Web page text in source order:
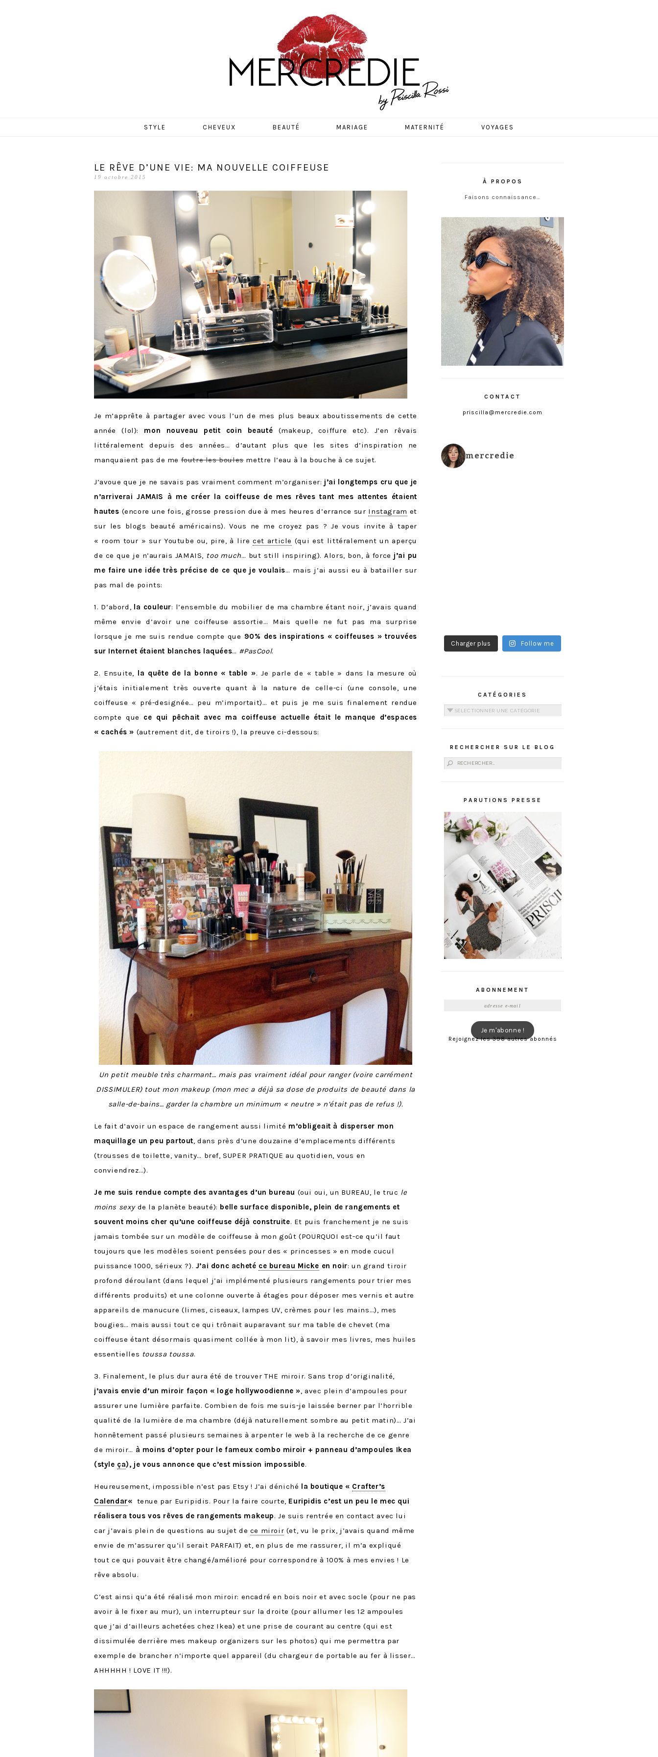
MERCREDIE
STYLE CHEVEUX BEAUTÉ MARIAGE MATERNITÉ VOYAGES
LE RÊVE D’UNE VIE: MA NOUVELLE COIFFEUSE
19 octobre 2015
Je m’apprête à partager avec vous l’un de mes plus beaux aboutissements de cette
année (lol): mon nouveau petit coin beauté (makeup, coiffure etc). J’en rêvais
littéralement depuis des années… d’autant plus que les sites d’inspiration ne
manquaient pas de mefoutre les boulesmettre l’eau à la bouche à ce sujet.
J’avoue que je ne savais pas vraiment comment m’organiser: j’ai longtemps cru que je
n’arriverai JAMAIS à me créer la coiffeuse de mes rêves tant mes attentes étaient
hautes (encore une fois, grosse pression due à mes heures d’errance sur Instagram et
sur les blogs beauté américains). Vous ne me croyez pas ? Je vous invite à taper
« room tour » sur Youtube ou, pire, à lirecet article (qui est littéralement un aperçu
de ce que je n’aurais JAMAIS, too much… but still inspiring). Alors, bon, à force j’ai pu
me faire une idée très précise de ce que je voulais… mais j’ai aussi eu à batailler sur
pas mal de points:
1. D’abord, la couleur: l’ensemble du mobilier de ma chambre étant noir, j’avais quand
même envie d’avoir une coiffeuse assortie… Mais quelle ne fut pas ma surprise
lorsque je me suis rendue compte que 90% des inspirations « coiffeuses » trouvées
sur Internet étaient blanches laquées… #PasCool.
2. Ensuite, la quête de la bonne « table ». Je parle de « table » dans la mesure où
j’étais initialement très ouverte quant à la nature de celle-ci (une console, une
coiffeuse « pré-designée… peu m’importait)… et puis je me suis finalement rendue
compte que ce qui pêchait avec ma coiffeuse actuelle était le manque d’espaces
« cachés » (autrement dit, de tiroirs !), la preuve ci-dessous:
Un petit meuble très charmant… mais pas vraiment idéal pour ranger (voire carrément
DISSIMULER) tout mon makeup (mon mec a déjà sa dose de produits de beauté dans la
salle-de-bains… garder la chambre un minimum « neutre » n’était pas de refus !).
Le fait d’avoir un espace de rangement aussi limité m’obligeait à disperser mon
maquillage un peu partout, dans près d’une douzaine d’emplacements différents
(trousses de toilette, vanity… bref, SUPER PRATIQUE au quotidien, vous en
conviendrez…).
Je me suis rendue compte des avantages d’un bureau (oui oui, un BUREAU, le truc le
moins sexyde la planète beauté): belle surface disponible, plein de rangements et
souvent moins cher qu’une coiffeuse déjà construite. Et puis franchement je ne suis
jamais tombée sur un modèle de coiffeuse à mon goût (POURQUOI est-ce qu’il faut
toujours que les modèles soient pensées pour des « princesses » en mode cucul
puissance 1000, sérieux ?). J’ai donc acheté ce bureau Micke en noir: un grand tiroir
profond déroulant (dans lequel j’ai implémenté plusieurs rangements pour trier mes
différents produits) et une colonne ouverte à étages pour déposer mes vernis et autre
appareils de manucure (limes, ciseaux, lampes UV, crèmes pour les mains…), mes
bougies… mais aussi tout ce qui trônait auparavant sur ma table de chevet (ma
coiffeuse étant désormais quasiment collée à mon lit), à savoir mes livres, mes huiles
essentielles toussa toussa.
3. Finalement, le plus dur aura été de trouver THE miroir. Sans trop d’originalité,
j’avais envie d’un miroir façon « loge hollywoodienne », avec plein d’ampoules pour
assurer une lumière parfaite. Combien de fois me suis-je laissée berner par l’horrible
qualité de la lumière de ma chambre (déjà naturellement sombre au petit matin)… J’ai
honnêtement passé plusieurs semaines à arpenter le web à la recherche de ce genre
de miroir… à moins d’opter pour le fameux combo miroir + panneau d’ampoules Ikea
(style ça), je vous annonce que c’est mission impossible.
Heureusement, impossible n’est pas Etsy ! J’ai déniché la boutique « Crafter’s
Calendar« tenue par Euripidis. Pour la faire courte, Euripidis c’est un peu le mec qui
réalisera tous vos rêves de rangements makeup. Je suis rentrée en contact avec lui
car j’avais plein de questions au sujet de ce miroir (et, vu le prix, j’avais quand même
envie de m’assurer qu’il serait PARFAIT) et, en plus de me rassurer, il m’a expliqué
tout ce qui pouvait être changé/amélioré pour correspondre à 100% à mes envies ! Le
rêve absolu.
C’est ainsi qu’a été réalisé mon miroir: encadré en bois noir et avec socle (pour ne pas
avoir à le fixer au mur), un interrupteur sur la droite (pour allumer les 12 ampoules
que j’ai d’ailleurs achetées chez Ikea) et une prise de courant au centre (qui est
dissimulée derrière mes makeup organizers sur les photos) qui me permettra par
exemple de brancher n’importe quel appareil (du chargeur de portable au fer à lisser…
AHHHHH ! LOVE IT !!!).
À PROPOS
Faisons connaissance…
CONTACT
priscilla@mercredie.com
mercredie
Charger plus Follow me
CATÉGORIES
Catégories
RECHERCHER SUR LE BLOG
Rechercher :
PARUTIONS PRESSE
ABONNEMENT
Je m'abonne !
Rejoignez les 398 autres abonnés